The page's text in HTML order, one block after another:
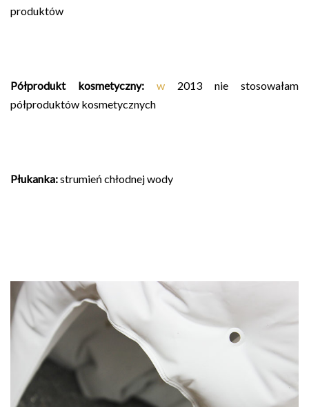
produktów
Półprodukt kosmetyczny: w 2013 nie stosowałam
półproduktów kosmetycznych
Płukanka:strumień chłodnej wody